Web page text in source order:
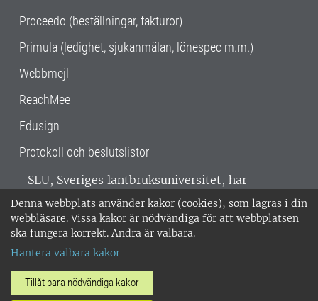
Denna webbplats använder kakor (cookies), som lagras i din
webbläsare. Vissa kakor är nödvändiga för att webbplatsen
ska fungera korrekt. Andra är valbara.
Hantera valbara kakor
Tillåt bara nödvändiga kakor
Proceedo (beställningar, fakturor)
Primula (ledighet, sjukanmälan, lönespec m.m.)
Webbmejl
ReachMee
Edusign
Protokoll och beslutslistor
SLU, Sveriges lantbruksuniversitet, har
verksamhet över hela Sverige. Huvudorter är
Alnarp, Uppsala och Umeå.SLU är
miljöcertifierat enligt ISO 14001. •
018-67 10 00 • Org nr: 202100-2817 •
Om SLU:s webbplatser